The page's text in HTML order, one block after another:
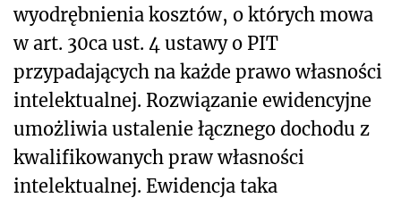
wyodrębnienia kosztów, o których mowa
w art. 30ca ust. 4 ustawy o PIT
przypadających na każde prawo własności
intelektualnej. Rozwiązanie ewidencyjne
umożliwia ustalenie łącznego dochodu z
kwalifikowanych praw własności
intelektualnej. Ewidencja taka